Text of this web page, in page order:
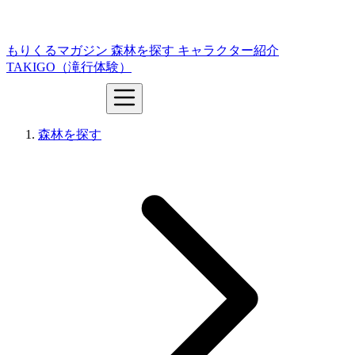
もりくるマガジン 森林を探す キャラクター紹介
TAKIGO（滝行体験）
森林を探す